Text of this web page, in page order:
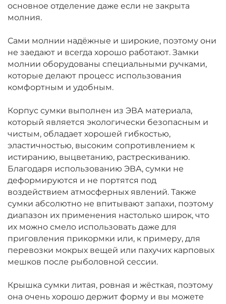
основное отделение даже если не закрыта
молния.
Сами молнии надёжные и широкие, поэтому они
не заедают и всегда хорошо работают. Замки
молнии оборудованы специальными ручками,
которые делают процесс использования
комфортным и удобным.
Корпус сумки выполнен из ЭВА материала,
который является экологически безопасным и
чистым, обладает хорошей гибкостью,
эластичностью, высоким сопротивлением к
истиранию, выцветанию, растрескиванию.
Благодаря использованию ЭВА, сумки не
деформируются и не портятся под
воздействием атмосферных явлений. Также
сумки абсолютно не впитывают запахи, поэтому
диапазон их применения настолько широк, что
их можно смело использовать даже для
приговления прикормки или, к примеру, для
перевозки мокрых вещей или пахучих карповых
мешков после рыболовной сессии.
Крышка сумки литая, ровная и жёсткая, поэтому
она очень хорошо держит форму и вы можете